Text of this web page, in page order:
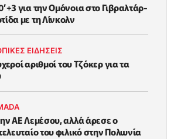
για την Ομόνοια στο Γιβραλτάρ-
με τη Λίνκολν
ΕΙΔΗΣΕΙΣ
αριθμοί του Τζόκερ για τα
ΑΕ Λεμέσου, αλλά άρεσε ο
του φιλικό στην Πολωνία